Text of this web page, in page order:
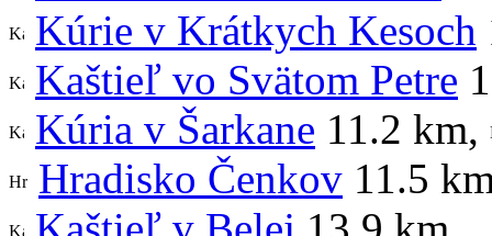
Kúrie v Krátkych Kesoch
Kaštieľ vo Svätom Petre
Kúria v Šarkane 11.2 km,
Hradisko Čenkov 11.5